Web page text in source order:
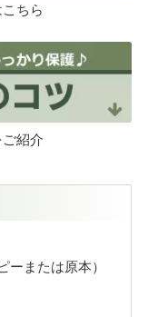
ちら
紹介
ーまたは原本）